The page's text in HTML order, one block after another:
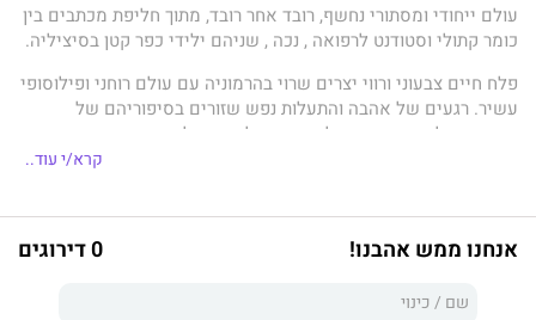
עולם ייחודי ומסתורי נחשף, רובד אחר רובד, מתוך חליפת מכתבים בין
כומר קתולי וסטודנט לרפואה , נכה , שניהם ילידי כפר קטן בסיציליה.
פלח חיים צבעוני ורווי יצרים שרוי בהרמוניה עם עולם רוחני ופילוסופי
עשיר. רגעים של אהבה והתעלות נפש שזורים בסיפוריהם של
הגיבורים, לצד הרהורים על האדם ואלוהים, על אמונה ואפיקורסות ,
משחר ילדותו, ובמשך ההתכתבות ביניהם מתגלים מאוויים וסודות.
המאמין. אין צדיקים גמורים בעולם, בכל צדיק חבוי גם חוטא. לעתים
קרא/י עוד..
אנחנו ממש אהבנו! 0 דירוגים